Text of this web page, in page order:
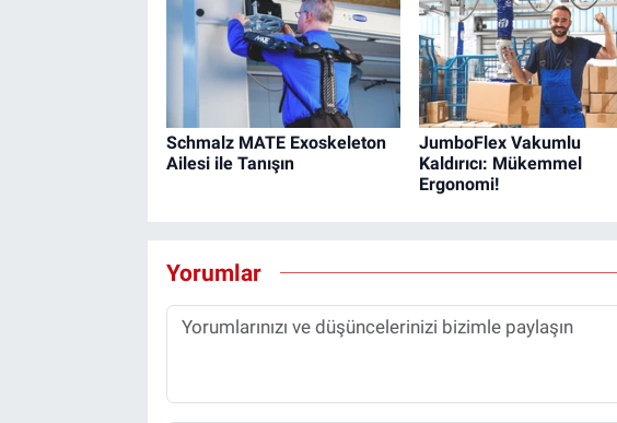
Schmalz MATE Exoskeleton
Ailesi ile Tanışın
JumboFlex Vakumlu
Kaldırıcı: Mükemmel
Ergonomi!
Yorumlar